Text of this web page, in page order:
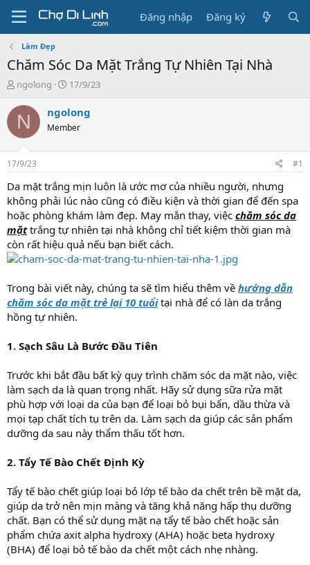
Đăng nhập Đăng ký
Làm Đẹp
Chăm Sóc Da Mặt Trắng Tự Nhiên Tại Nhà
T
r
e
a
s
t
a
t
e
r
ngolong
N
à
g
17/9/23
N ngolong
Member
17/9/23 #1
Da mặt trắng mịn luôn là ước mơ của nhiều người, nhưng
không phải lúc nào cũng có điều kiện và thời gian để đến spa
hoặc phòng khám làm đẹp. May mắn thay, việc chăm sóc da
mặttrắng tự nhiên tại nhà không chỉ tiết kiệm thời gian mà
còn rất hiệu quả nếu bạn biết cách.
Trong bài viết này, chúng ta sẽ tìm hiểu thêm về hướng dẫn
chăm sóc da mặt trẻ lại 10 tuổitại nhà để có làn da trắng
hồng tự nhiên.
1. Sạch Sâu Là Bước Đầu Tiên
Trước khi bắt đầu bất kỳ quy trình chăm sóc da mặt nào, việc
làm sạch da là quan trọng nhất. Hãy sử dụng sữa rửa mặt
phù hợp với loại da của bạn để loại bỏ bụi bẩn, dầu thừa và
mọi tạp chất tích tụ trên da. Làm sạch da giúp các sản phẩm
dưỡng da sau này thẩm thấu tốt hơn.
2. Tẩy Tế Bào Chết Định Kỳ
Tẩy tế bào chết giúp loại bỏ lớp tế bào da chết trên bề mặt da,
giúp da trở nên mịn màng và tăng khả năng hấp thụ dưỡng
chất. Bạn có thể sử dụng mặt nạ tẩy tế bào chết hoặc sản
phẩm chứa axit alpha hydroxy (AHA) hoặc beta hydroxy
(BHA) để loại bỏ tế bào da chết một cách nhẹ nhàng.